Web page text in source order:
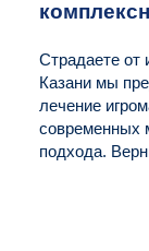
Страдаете от
Казани мы
лечение
современных
подхода.